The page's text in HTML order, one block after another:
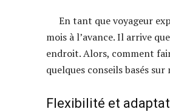
En tant que voyageur
mois à l’avance. Il arrive
endroit. Alors, comment
quelques conseils basés
Flexibilité et